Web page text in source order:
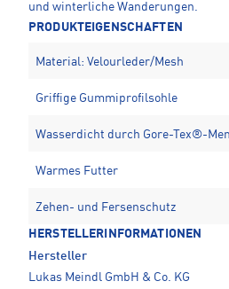
und winterliche Wanderungen.
PRODUKTEIGENSCHAFTEN
Material: Velourleder/Mesh
Griffige Gummiprofilsohle
Wasserdicht durch Gore-Tex®-
Warmes Futter
Zehen- und Fersenschutz
HERSTELLERINFORMATIONEN
Hersteller
Lukas Meindl GmbH & Co. KG